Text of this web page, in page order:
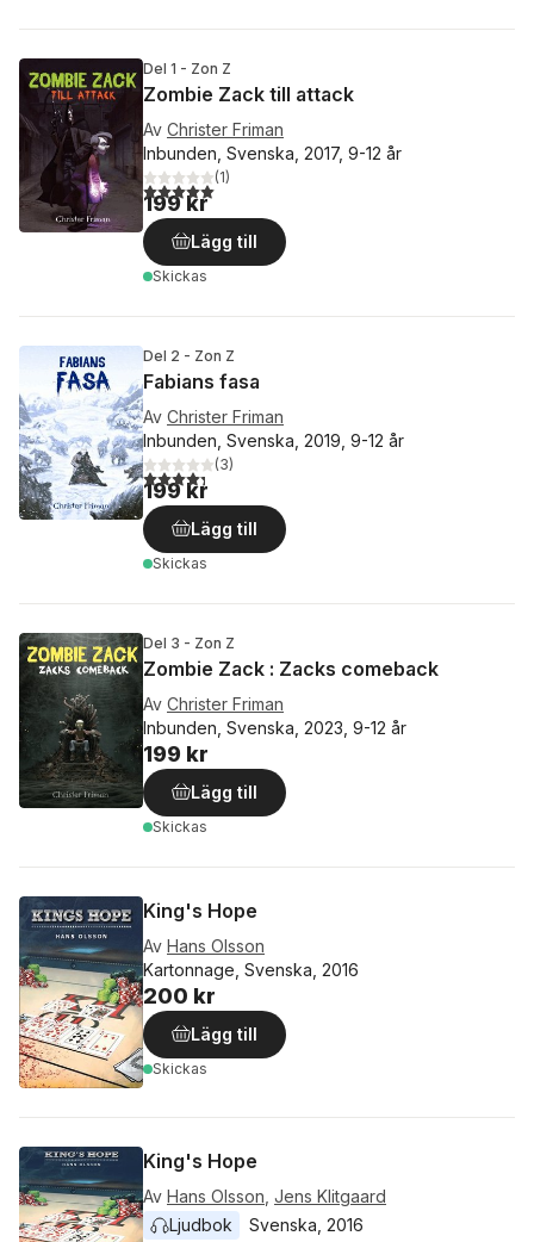
Del 1 - Zon Z
Zombie Zack till attack
Av Christer Friman
Inbunden, Svenska, 2017, 9-12 år
5,0utav 5 stjärnor. Totalt antal röster:
(1)
199 kr
Lägg till
Skickas
Del 2 - Zon Z
Fabians fasa
Av Christer Friman
Inbunden, Svenska, 2019, 9-12 år
4,3utav 5 stjärnor. Totalt antal röster:
(3)
199 kr
Lägg till
Skickas
Del 3 - Zon Z
Zombie Zack : Zacks comeback
Av Christer Friman
Inbunden, Svenska, 2023, 9-12 år
199 kr
Lägg till
Skickas
King's Hope
Av Hans Olsson
Kartonnage, Svenska, 2016
200 kr
Lägg till
Skickas
King's Hope
Av Hans Olsson Jens Klitgaard
Ljudbok
Svenska 2016